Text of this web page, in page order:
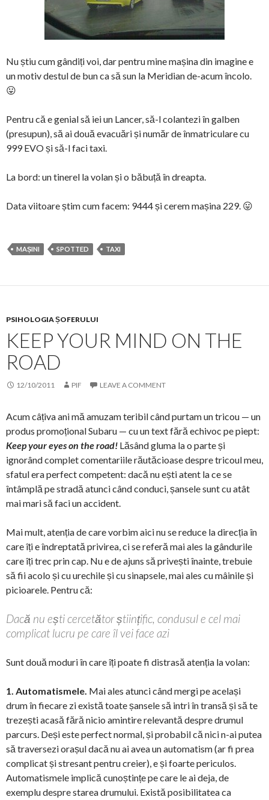
Nu știu cum gândiți voi, dar pentru mine mașina din imagine e
un motiv destul de bun ca să sun la Meridian de-acum încolo.
😛
Pentru că e genial să iei un Lancer, să-l colantezi în galben
(presupun), să ai două evacuări și număr de înmatriculare cu
999 EVO și să-l faci taxi.
La bord: un tinerel la volan și o băbuță în dreapta.
Data viitoare știm cum facem: 9444 și cerem mașina 229. 😛
MAȘINI SPOTTED TAXI
PSIHOLOGIA ȘOFERULUI
KEEP YOUR MIND ON THE
ROAD
12/10/2011 PIF LEAVE A COMMENT
Acum câțiva ani mă amuzam teribil când purtam un tricou — un
produs promoțional Subaru — cu un text fără echivoc pe piept:
Keep your eyes on the road! Lăsând gluma la o parte și
ignorând complet comentariile răutăcioase despre tricoul meu,
sfatul era perfect competent: dacă nu ești atent la ce se
întâmplă pe stradă atunci când conduci, șansele sunt cu atât
mai mari să faci un accident.
Mai mult, atenția de care vorbim aici nu se reduce la direcția în
care îți e îndreptată privirea, ci se referă mai ales la gândurile
care îți trec prin cap. Nu e de ajuns să privești înainte, trebuie
să fii acolo și cu urechile și cu sinapsele, mai ales cu mâinile și
picioarele. Pentru că:
Dacă nu ești cercetător științific, condusul e cel mai
complicat lucru pe care îl vei face azi
Sunt două moduri în care îți poate fi distrasă atenția la volan:
1. Automatismele. Mai ales atunci când mergi pe același
drum în fiecare zi există toate șansele să intri în transă și să te
trezești acasă fără nicio amintire relevantă despre drumul
parcurs. Deși este perfect normal, și probabil că nici n-ai putea
să traversezi orașul dacă nu ai avea un automatism (ar fi prea
complicat și stresant pentru creier), e și foarte periculos.
Automatismele implică cunoștințe pe care le ai deja, de
exemplu despre starea drumului. Există posibilitatea ca